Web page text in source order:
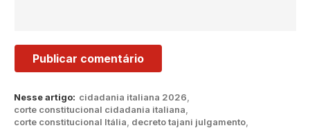
Nesse artigo: cidadania italiana 2026
corte constitucional cidadania italiana
corte constitucional Itália decreto tajani julgamento